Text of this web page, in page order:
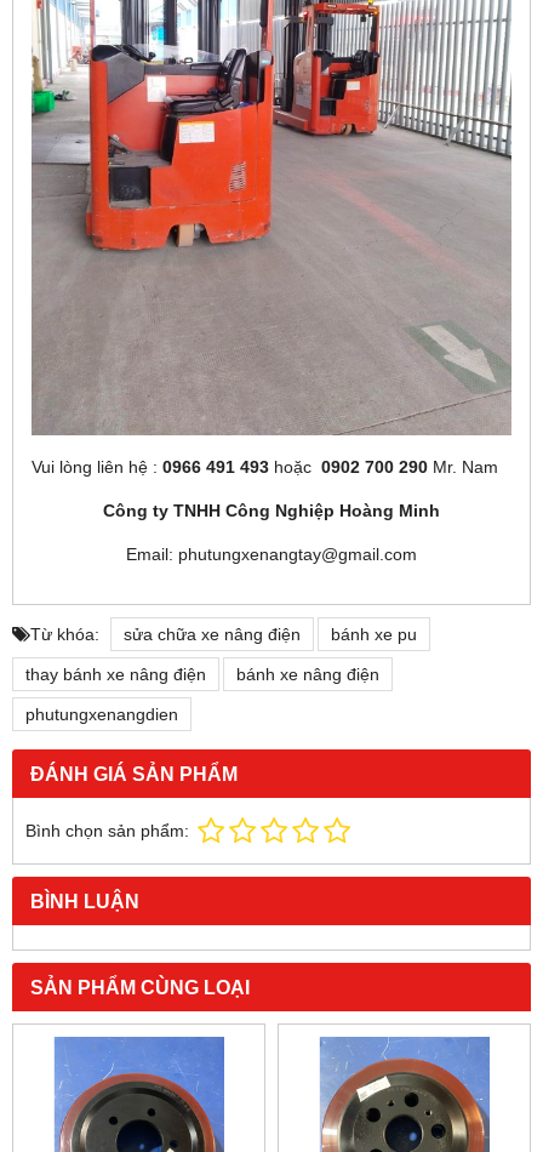
Vui lòng liên hệ : 0966 491 493 hoặc 0902 700 290 Mr. Nam
Công ty TNHH Công Nghiệp Hoàng Minh
Email: phutungxenangtay@gmail.com
Từ khóa: sửa chữa xe nâng điện bánh xe pu
thay bánh xe nâng điện bánh xe nâng điện
phutungxenangdien
ĐÁNH GIÁ SẢN PHẨM
Bình chọn sản phẩm:
BÌNH LUẬN
SẢN PHẨM CÙNG LOẠI